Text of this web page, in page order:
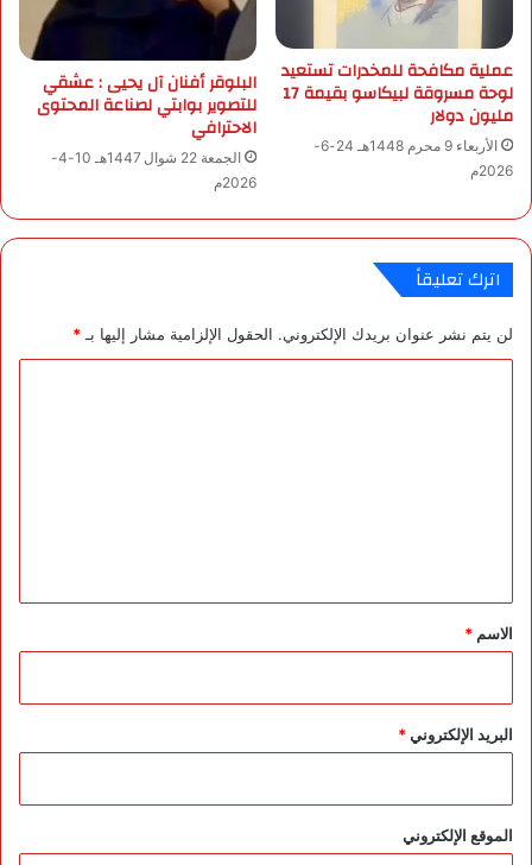
م
ل
ي
ا
ر
د
ل
ر
؟
عملية مكافحة للمخدرات تستعيد
لوحة مسروقة لبيكاسو بقيمة 17
مليون دولار
الأربعاء 9 محرم 1448هـ 24-6-
2026م
البلوقر أفنان آل يحيى : عشقي
للتصوير بوابتي لصناعة المحتوى
الاحترافي
الجمعة 22 شوال 1447هـ 10-4-
2026م
اترك تعليقاً
لن يتم نشر عنوان بريدك الإلكتروني. الحقول الإلزامية مشار إليها بـ *
*
الاسم *
البريد الإلكتروني*
الموقع الإلكتروني